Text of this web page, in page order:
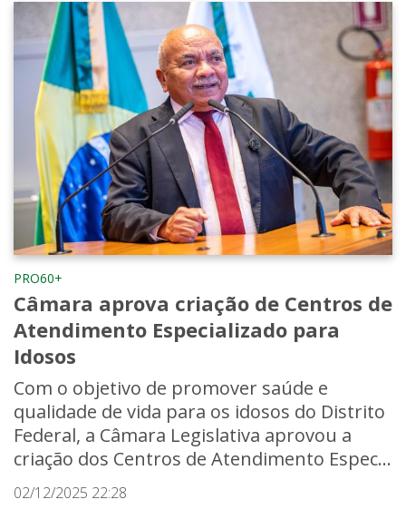
PRO60+
Câmara aprova criação de Centros de
Atendimento Especializado para
Idosos
Com o objetivo de promover saúde e
qualidade de vida para os idosos do Distrito
Federal, a Câmara Legislativa aprovou a
criação dos Centros de Atendimento Espec...
02/12/2025 22:28